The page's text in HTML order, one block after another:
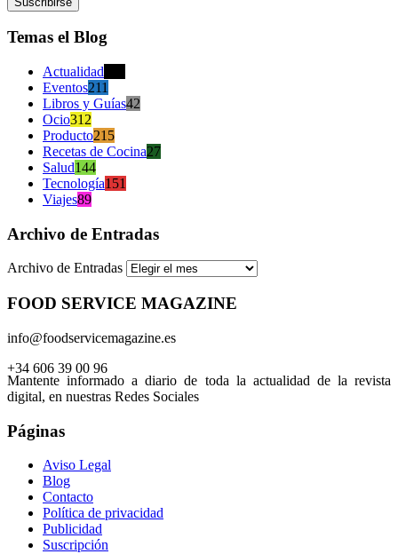
Temas el Blog
Actualidad
Eventos211
Libros y Guías42
Ocio312
Producto215
Recetas de Cocina27
Salud144
Tecnología151
Viajes89
Archivo de Entradas
Archivo de Entradas
FOOD SERVICE MAGAZINE
info@foodservicemagazine.es
+34 606 39 00 96
Mantente informado a diario de toda la actualidad de la revista
digital, en nuestras Redes Sociales
Páginas
Aviso Legal
Blog
Contacto
Política de privacidad
Publicidad
Suscripción